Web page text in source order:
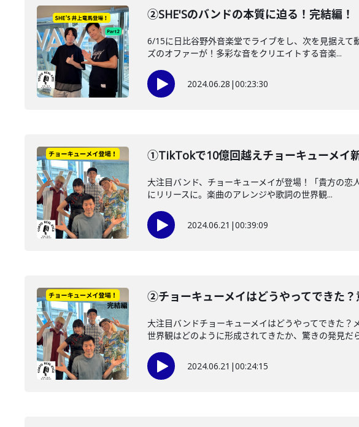
②SHE'Sのバンドの本質に迫る！完結編！
6/15に日比谷野外音楽堂でライブをし、次を見据えて
ズのオファーが！多彩な音をクリエイトする音楽...
2024.06.28 |00:23:30
①TikTokで10億回越えチョーキューメイ
大注目バンド、チョーキューメイが登場！「貴方の
にリリースに。楽曲のアレンジや歌詞の世界観...
2024.06.21 |00:39:09
②チョーキューメイはどうやってできた？
大注目バンドチョーキューメイはどうやってできた
世界観はどのように形成されてきたか、驚きの発見だ
2024.06.21 |00:24:15